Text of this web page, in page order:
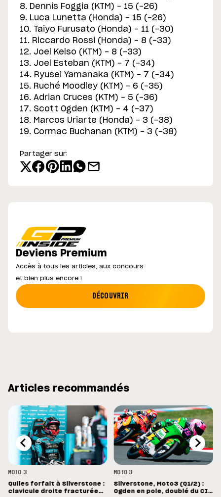
8. Dennis Foggia (KTM) - 15 (-26)
9. Luca Lunetta (Honda) - 15 (-26)
10. Taiyo Furusato (Honda) - 11 (-30)
11. Riccardo Rossi (Honda) - 8 (-33)
12. Joel Kelso (KTM) - 8 (-33)
13. Joel Esteban (KTM) - 7 (-34)
14. Ryusei Yamanaka (KTM) - 7 (-34)
15. Ruché Moodley (KTM) - 6 (-35)
16. Adrian Cruces (KTM) - 5 (-36)
17. Scott Ogden (KTM) - 4 (-37)
18. Marcos Uriarte (Honda) - 3 (-38)
19. Cormac Buchanan (KTM) - 3 (-38)
Partager sur:
Deviens Premium
Accès à tous les articles, aux concours
et bien plus encore !
DÉCOUVRIR
Articles recommandés
MOTO 3
Quiles forfait à Silverstone :
clavicule droite fracturée
MOTO 3
Silverstone, Moto3 (Q1/2) :
Ogden en pole, doublé du CIP